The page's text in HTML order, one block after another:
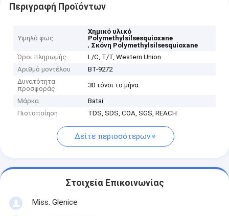
Περιγραφή Προϊόντων
Υψηλό φως
Χημικό υλικό
Polymethylsilsesquioxane
, Σκόνη Polymethylsilsesquioxane
Όροι πληρωμής
L/C, T/T, Western Union
Αριθμό μοντέλου
BT-9272
Δυνατότητα
προσφοράς
30 τόνοι το μήνα
Μάρκα
Batai
Πιστοποίηση
TDS, SDS, COA, SGS, REACH
Δείτε περισσότερων
Στοιχεία Επικοινωνίας
Miss. Glenice